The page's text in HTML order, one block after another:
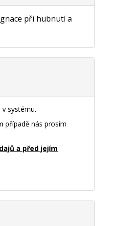
při hubnutí a
systému.
případě nás prosím
a před jejím